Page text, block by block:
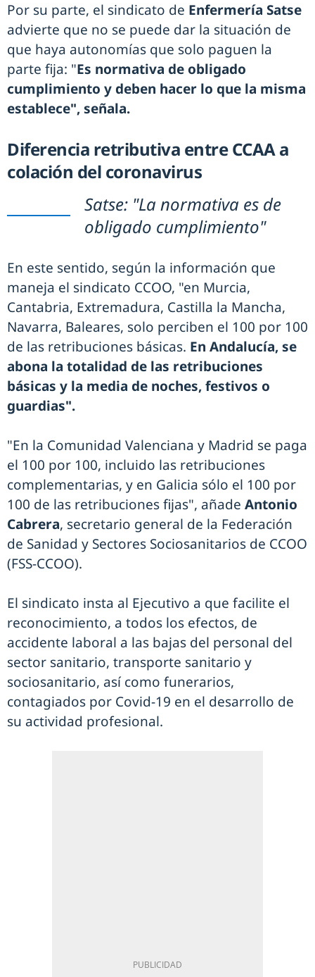
Por su parte, el sindicato de Enfermería Satse
advierte que no se puede dar la situación de
que haya autonomías que solo paguen la
parte fija: "Es normativa de obligado
cumplimiento y deben hacer lo que la misma
establece", señala.
Diferencia retributiva entre CCAA a
colación del coronavirus
Satse: "La normativa es de
obligado cumplimiento"
En este sentido, según la información que
maneja el sindicato CCOO, "en Murcia,
Cantabria, Extremadura, Castilla la Mancha,
Navarra, Baleares, solo perciben el 100 por 100
de las retribuciones básicas. En Andalucía, se
abona la totalidad de las retribuciones
básicas y la media de noches, festivos o
guardias".
"En la Comunidad Valenciana y Madrid se paga
el 100 por 100, incluido las retribuciones
complementarias, y en Galicia sólo el 100 por
100 de las retribuciones fijas", añade Antonio
Cabrera, secretario general de la Federación
de Sanidad y Sectores Sociosanitarios de CCOO
(FSS-CCOO).
El sindicato insta al Ejecutivo a que facilite el
reconocimiento, a todos los efectos, de
accidente laboral a las bajas del personal del
sector sanitario, transporte sanitario y
sociosanitario, así como funerarios,
contagiados por Covid-19 en el desarrollo de
su actividad profesional.